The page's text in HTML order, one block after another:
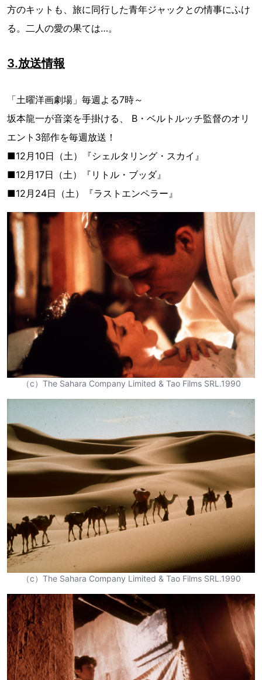
方のキットも、旅に同行した青年ジャックとの情事にふけ
る。二人の愛の果ては…。
3.放送情報
「土曜洋画劇場」毎週よる7時～
坂本龍一が音楽を手掛ける、 B・ベルトルッチ監督のオリ
エント3部作を毎週放送！
■12月10日（土）『シェルタリング・スカイ』
■12月17日（土）『リトル・ブッダ』
■12月24日（土）『ラストエンペラー』
（c）The Sahara Company Limited & Tao Films SRL.1990
（c）The Sahara Company Limited & Tao Films SRL.1990